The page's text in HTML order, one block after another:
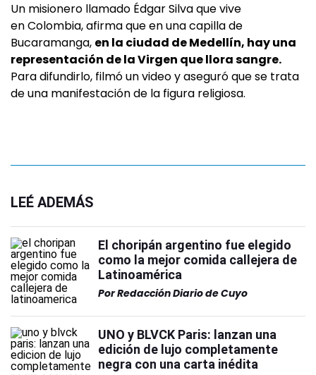
Un misionero llamado Édgar Silva que vive
en Colombia, afirma que en una capilla de
Bucaramanga, en la ciudad de Medellín, hay una
representación de la Virgen que llora sangre.
Para difundirlo, filmó un video y aseguró que se trata
de una manifestación de la figura religiosa.
LEÉ ADEMÁS
El choripán argentino fue elegido
como la mejor comida callejera de
Latinoamérica
PorRedacción Diario de Cuyo
UNO y BLVCK Paris: lanzan una
edición de lujo completamente
negra con una carta inédita